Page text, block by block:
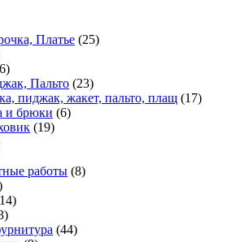
Платье (25)
Пальто (23)
пиджак, жакет, пальто, плащ (17)
и брюки (6)
(19)
работы (8)
(44)